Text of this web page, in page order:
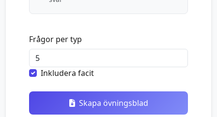
Frågor per typ
Inkludera facit
Skapa övningsblad